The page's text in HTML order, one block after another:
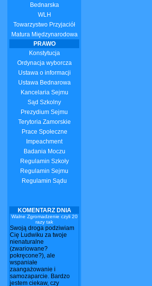
Bednarska
WLH
Towarzystwo Przyjaciół
Matura Międzynarodowa
PRAWO
Konstytucja
Ordynacja wyborcza
Ustawa o informacji
Ustawa Bednarowa
Kancelaria Sejmu
Sąd Szkolny
Prezydium Sejmu
Terytoria Zamorskie
Prace Społeczne
Impeachment
Badania Moczu
Regulamin Szkoły
Regulamin Sejmu
Regulamin Sądu
KOMENTARZ DNIA
Walne Zgromadzenie czyli 20
razy tak
Swoją droga podziwiam
Cię Ludwiku za twoje
nienaturalne
(zwariowane?
pokręcone?), ale
wspaniałe
zaangażowanie i
samozaparcie. Bardzo
jestem ciekaw, czy